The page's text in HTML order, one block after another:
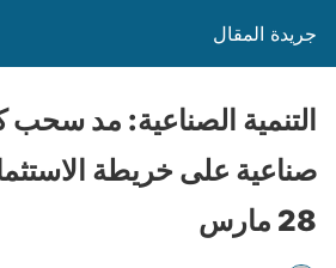
جريدة المقال
التنمية الصناعية: مد
صناعية على خريطة
28 مارس